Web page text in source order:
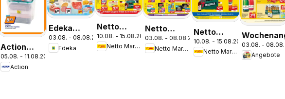
Action
Kleine
Preise,
05.08. - 11.08.2026
Action
Edeka
Prospekt
Parchim
03.08. - 08.08.2026
Edeka
Netto
Marken-
Discount
10.08. - 15.08.2026
Netto Marken-Discount
Netto
Marken-
Discount
03.08. - 08.08.2026
Netto Marken-Discount
Netto
Marken-
Discount
10.08. - 15.08.2026
Netto Marken-Discount
03.08. -
Angebote